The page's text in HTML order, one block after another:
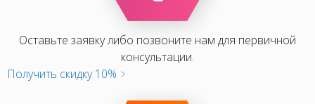
Оставьте заявку либо позвоните нам для первичной
консультации.
Получить скидку 10%